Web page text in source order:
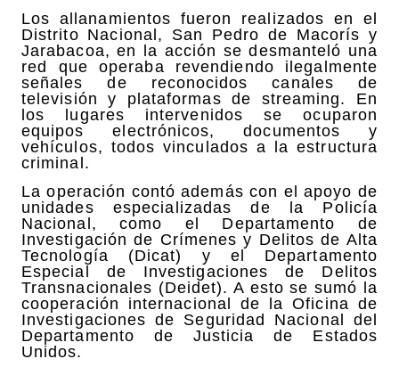
Los allanamientos fueron realizados en el
Distrito Nacional, San Pedro de Macorís y
Jarabacoa, en la acción se desmanteló una
red que operaba revendiendo ilegalmente
señales de reconocidos canales de
televisión y plataformas de streaming. En
los lugares intervenidos se ocuparon
equipos electrónicos, documentos y
vehículos, todos vinculados a la estructura
criminal.
La operación contó además con el apoyo de
unidades especializadas de la Policía
Nacional, como el Departamento de
Investigación de Crímenes y Delitos de Alta
Tecnología (Dicat) y el Departamento
Especial de Investigaciones de Delitos
Transnacionales (Deidet). A esto se sumó la
cooperación internacional de la Oficina de
Investigaciones de Seguridad Nacional del
Departamento de Justicia de Estados
Unidos.